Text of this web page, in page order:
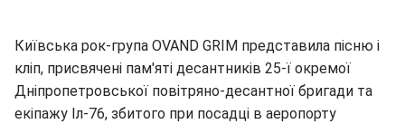
Київська рок-група OVAND GRIM представила пісню і
кліп, присвячені пам'яті десантників 25-ї окремої
Дніпропетровської повітряно-десантної бригади та
екіпажу Іл-76, збитого при посадці в аеропорту